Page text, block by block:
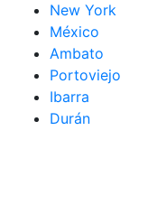
New York
México
Ambato
Portoviejo
Ibarra
Durán